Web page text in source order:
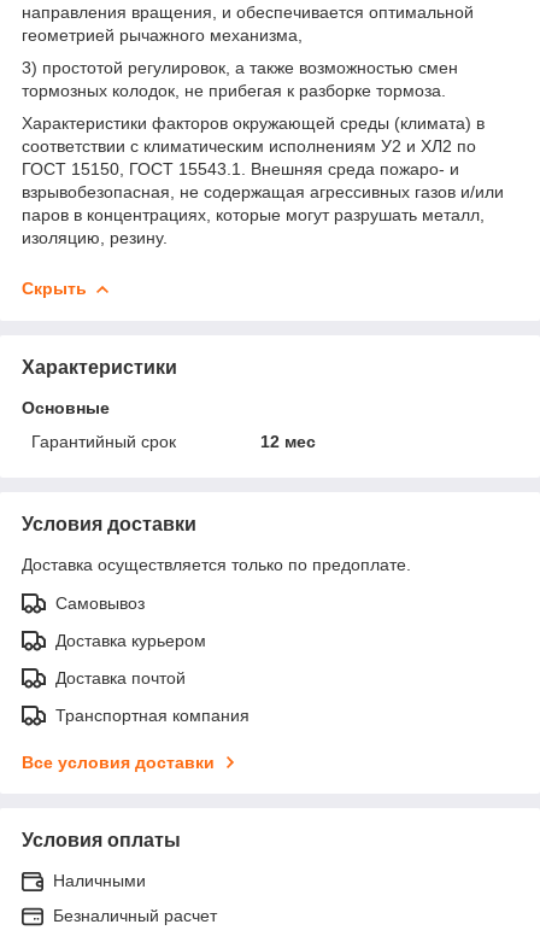
направления вращения, и обеспечивается оптимальной
геометрией рычажного механизма,
3) простотой регулировок, а также возможностью смен
тормозных колодок, не прибегая к разборке тормоза.
Характеристики факторов окружающей среды (климата) в
соответствии с климатическим исполнениям У2 и ХЛ2 по
ГОСТ 15150, ГОСТ 15543.1. Внешняя среда пожаро- и
взрывобезопасная, не содержащая агрессивных газов и/или
паров в концентрациях, которые могут разрушать металл,
изоляцию, резину.
Скрыть
Характеристики
Основные
Гарантийный срок
12 мес
Условия доставки
Доставка осуществляется только по предоплате.
Самовывоз
Доставка курьером
Доставка почтой
Транспортная компания
Все условия доставки
Условия оплаты
Наличными
Безналичный расчет